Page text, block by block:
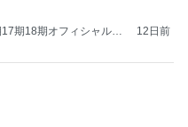
期18期オフィシャルブ
12日前